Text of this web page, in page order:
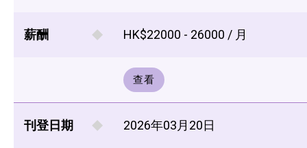
薪酬 HK$22000 - 26000 / 月
查看
刊登日期 2026年03月20日